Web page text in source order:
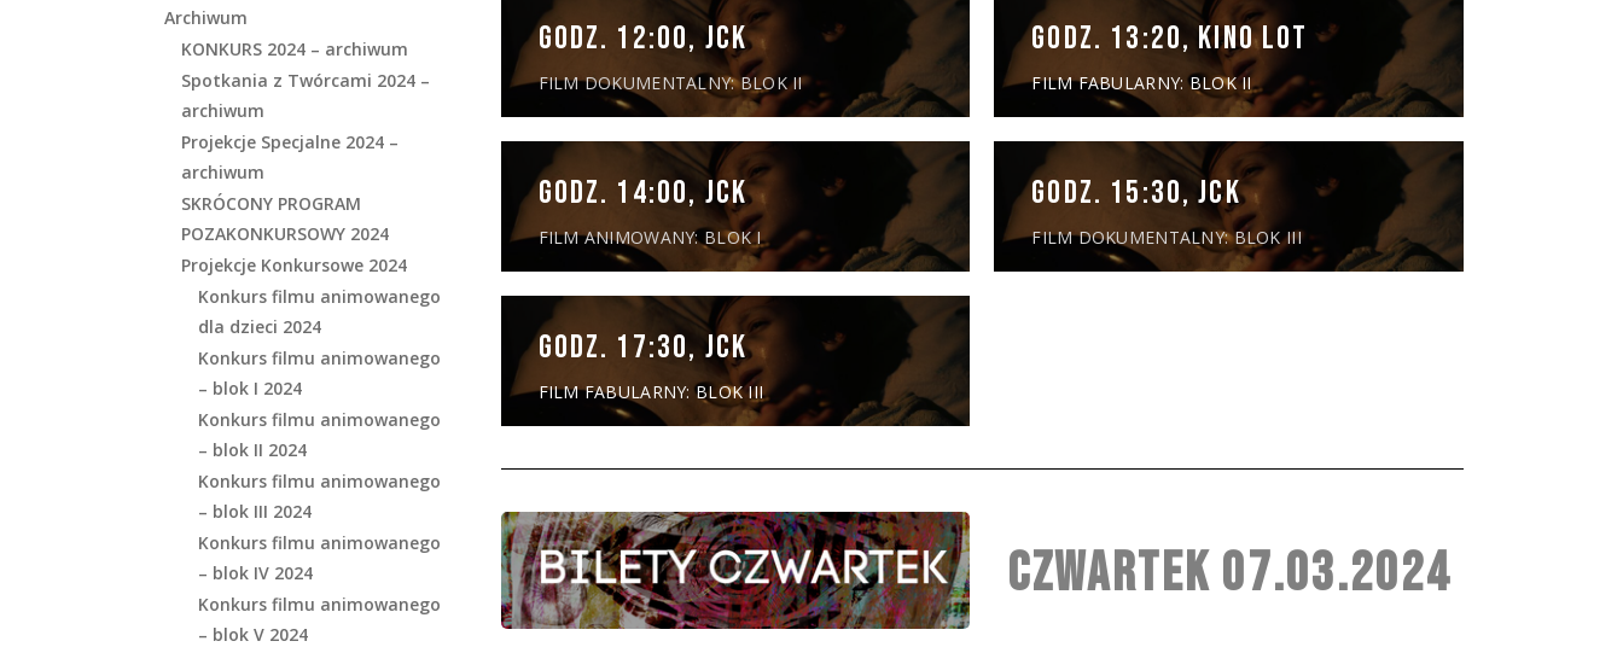
GODZ. 12:00, JCK
FILM DOKUMENTALNY: BLOK II
GODZ. 13:20, KINO LOT
FILM FABULARNY: BLOK II
GODZ. 14:00, JCK
FILM ANIMOWANY: BLOK I
GODZ. 15:30, JCK
FILM DOKUMENTALNY: BLOK III
GODZ. 17:30, JCK
FILM FABULARNY: BLOK III
CZWARTEK 07.03.2024
Archiwum
KONKURS 2024 – archiwum
Spotkania z Twórcami 2024 –
archiwum
Projekcje Specjalne 2024 –
archiwum
SKRÓCONY PROGRAM
POZAKONKURSOWY 2024
Projekcje Konkursowe 2024
Konkurs filmu animowanego
dla dzieci 2024
Konkurs filmu animowanego
– blok I 2024
Konkurs filmu animowanego
– blok II 2024
Konkurs filmu animowanego
– blok III 2024
Konkurs filmu animowanego
– blok IV 2024
Konkurs filmu animowanego
– blok V 2024